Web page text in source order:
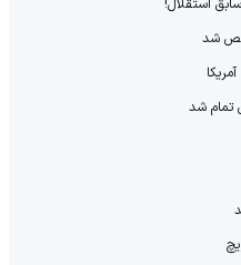
استقلال!
شد